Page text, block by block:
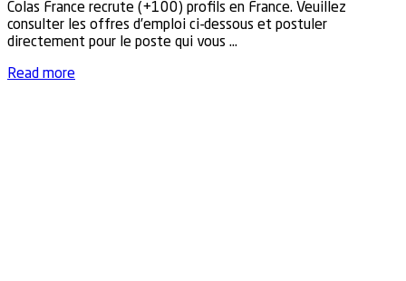
Colas France recrute (+100) profils en France. Veuillez
consulter les offres d’emploi ci-dessous et postuler
directement pour le poste qui vous ...
Read moreDetails